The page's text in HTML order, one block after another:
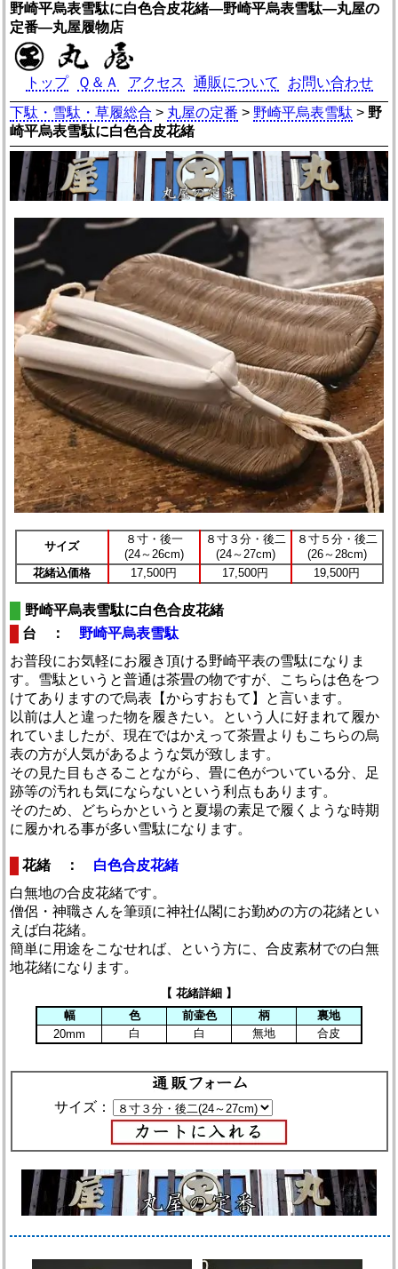
野崎平烏表雪駄に白色合皮花緒―野崎平烏表雪駄―丸屋の
定番―丸屋履物店
トップ Ｑ＆Ａ アクセス 通販について
お問い合わせ
下駄・雪駄・草履総合 > 丸屋の定番 > 野崎平烏表雪駄 > 野
崎平烏表雪駄に白色合皮花緒
サイズ
８寸・後一
(24～26cm)
８寸３分・後二
(24～27cm)
８寸５分・後二
(26～28cm)
花緒込価格
17,500円 17,500円 19,500円
野崎平烏表雪駄に白色合皮花緒
台 ： 野崎平烏表雪駄
お普段にお気軽にお履き頂ける野崎平表の雪駄になりま
す。雪駄というと普通は茶畳の物ですが、こちらは色をつ
けてありますので烏表【からすおもて】と言います。
以前は人と違った物を履きたい。という人に好まれて履か
れていましたが、現在ではかえって茶畳よりもこちらの烏
表の方が人気があるような気が致します。
その見た目もさることながら、畳に色がついている分、足
跡等の汚れも気にならないという利点もあります。
そのため、どちらかというと夏場の素足で履くような時期
に履かれる事が多い雪駄になります。
花緒 ： 白色合皮花緒
白無地の合皮花緒です。
僧侶・神職さんを筆頭に神社仏閣にお勤めの方の花緒とい
えば白花緒。
簡単に用途をこなせれば、という方に、合皮素材での白無
地花緒になります。
【 花緒詳細 】
幅
色 前壷色 柄
裏地
20mm
白 白 無地 合皮
サイズ：